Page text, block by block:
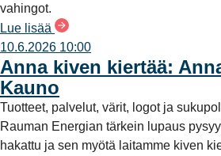
vahingot.
Lue lisää
10.6.2026 10:00
Anna kiven kiertää:
Kauno
Tuotteet, palvelut, värit, logot ja
Rauman Energian tärkein lupaus
hakattu ja sen myötä laitamme kiven